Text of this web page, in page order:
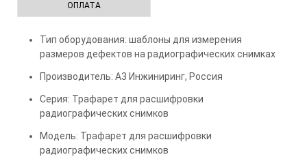
ОПЛАТА
Тип оборудования: шаблоны для измерения
размеров дефектов на радиографических снимках
Производитель: А3 Инжиниринг, Россия
Серия: Трафарет для расшифровки
радиографических снимков
Модель: Трафарет для расшифровки
радиографических снимков